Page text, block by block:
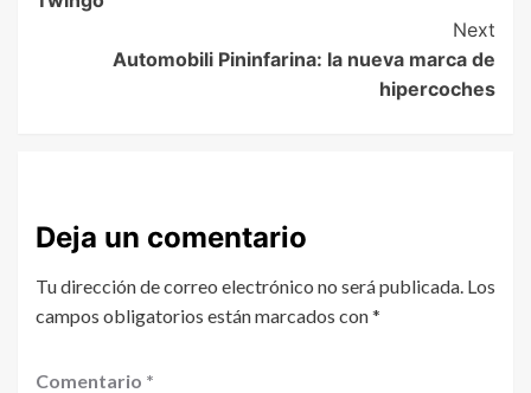
Next
Automobili Pininfarina: la nueva marca de
hipercoches
Deja un comentario
Tu dirección de correo electrónico no será publicada. Los
campos obligatorios están marcados con*
Comentario *